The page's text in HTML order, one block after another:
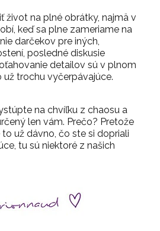
život na plné obrátky, najmä v
keď sa plne zameriame na
darčekov pre iných,
posledné diskusie
detailov sú v plnom
trochu vyčerpávajúce.
na chvíľku z chaosu a
len vám. Prečo? Pretože
už dávno, čo ste si dopriali
tu sú niektoré z našich